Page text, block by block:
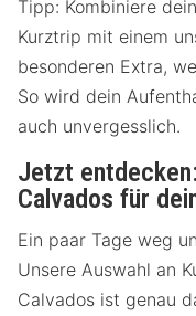
Tipp: Kombiniere
Kurztrip mit einem
besonderen Extra,
So wird dein
auch unvergesslich.
Jetzt
Calvados für
Ein paar Tage weg
Unsere Auswahl an
Calvados ist genau